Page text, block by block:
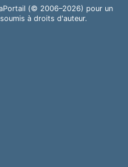
(© 2006–2026) pour un
à droits d'auteur.